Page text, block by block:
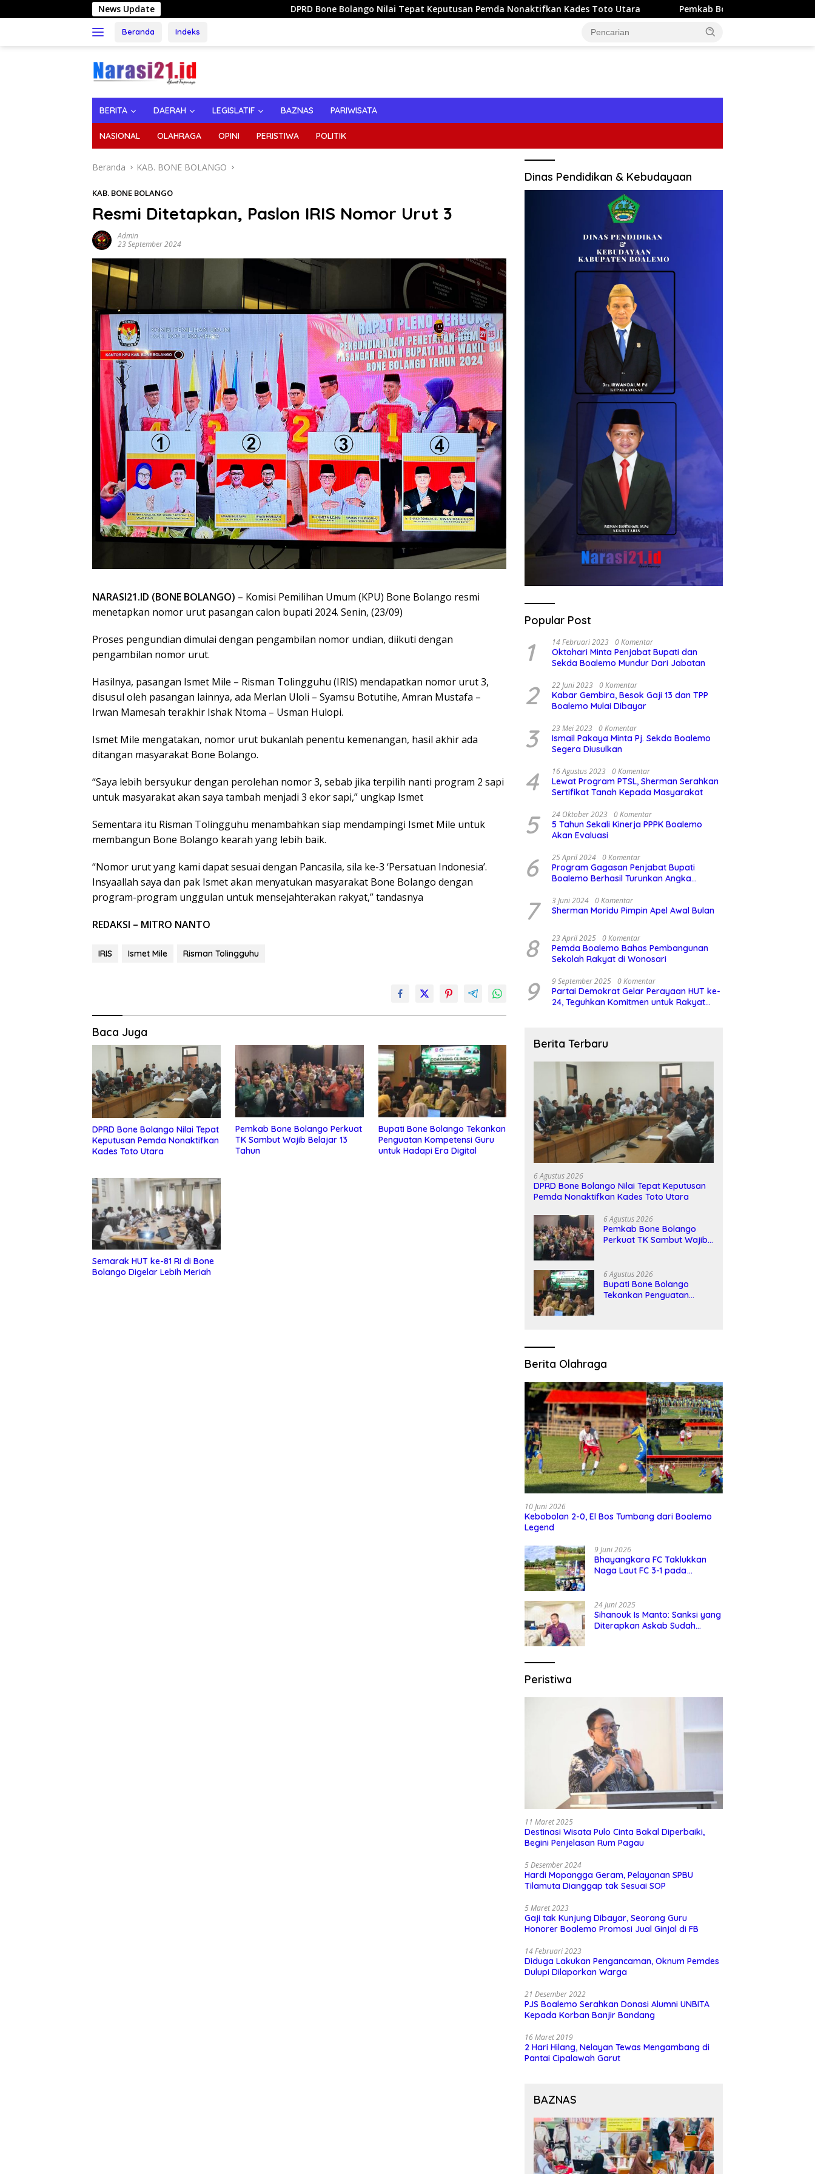
ke
News Update DPRD Bone Bolango Nilai Tepat Keputusan Pemda Nonaktifkan Kades Toto Utara Pemkab Bone Bolango Perkuat TK Sambut Wajib
Beranda Indeks
BERITA DAERAH LEGISLATIF BAZNAS PARIWISATA
NASIONAL OLAHRAGA OPINI PERISTIWA POLITIK
Beranda KAB. BONE BOLANGO
KAB. BONE BOLANGO
Resmi Ditetapkan, Paslon IRIS Nomor Urut 3
Admin
23 September 2024
NARASI21.ID (BONE BOLANGO) – Komisi Pemilihan Umum (KPU) Bone Bolango resmi
menetapkan nomor urut pasangan calon bupati 2024. Senin, (23/09)
Proses pengundian dimulai dengan pengambilan nomor undian, diikuti dengan
pengambilan nomor urut.
Hasilnya, pasangan Ismet Mile – Risman Tolingguhu (IRIS) mendapatkan nomor urut 3,
disusul oleh pasangan lainnya, ada Merlan Uloli – Syamsu Botutihe, Amran Mustafa –
Irwan Mamesah terakhir Ishak Ntoma – Usman Hulopi.
Ismet Mile mengatakan, nomor urut bukanlah penentu kemenangan, hasil akhir ada
ditangan masyarakat Bone Bolango.
“Saya lebih bersyukur dengan perolehan nomor 3, sebab jika terpilih nanti program 2 sapi
untuk masyarakat akan saya tambah menjadi 3 ekor sapi,” ungkap Ismet
Sementara itu Risman Tolingguhu menambahkan siap mendampingi Ismet Mile untuk
membangun Bone Bolango kearah yang lebih baik.
“Nomor urut yang kami dapat sesuai dengan Pancasila, sila ke-3 ‘Persatuan Indonesia’.
Insyaallah saya dan pak Ismet akan menyatukan masyarakat Bone Bolango dengan
program-program unggulan untuk mensejahterakan rakyat,” tandasnya
REDAKSI – MITRO NANTO
IRIS Ismet Mile Risman Tolingguhu
Baca Juga
DPRD Bone Bolango Nilai Tepat
Keputusan Pemda Nonaktifkan
Kades Toto Utara
Pemkab Bone Bolango Perkuat
TK Sambut Wajib Belajar 13
Tahun
Bupati Bone Bolango Tekankan
Penguatan Kompetensi Guru
untuk Hadapi Era Digital
Semarak HUT ke-81 RI di Bone
Bolango Digelar Lebih Meriah
Dinas Pendidikan & Kebudayaan
Popular Post
1 14 Februari 2023 0 Komentar
Oktohari Minta Penjabat Bupati dan
Sekda Boalemo Mundur Dari Jabatan
2 22 Juni 2023 0 Komentar
Kabar Gembira, Besok Gaji 13 dan TPP
Boalemo Mulai Dibayar
3 23 Mei 2023 0 Komentar
Ismail Pakaya Minta Pj. Sekda Boalemo
Segera Diusulkan
4 16 Agustus 2023 0 Komentar
Lewat Program PTSL, Sherman Serahkan
Sertifikat Tanah Kepada Masyarakat
5 24 Oktober 2023 0 Komentar
5 Tahun Sekali Kinerja PPPK Boalemo
Akan Evaluasi
6 25 April 2024 0 Komentar
Program Gagasan Penjabat Bupati
Boalemo Berhasil Turunkan Angka
7 3 Juni 2024 0 Komentar
Sherman Moridu Pimpin Apel Awal Bulan
8 23 April 2025 0 Komentar
Pemda Boalemo Bahas Pembangunan
Sekolah Rakyat di Wonosari
9 9 September 2025 0 Komentar
Partai Demokrat Gelar Perayaan HUT ke-
24, Teguhkan Komitmen untuk Rakyat
Berita Terbaru
6 Agustus 2026
DPRD Bone Bolango Nilai Tepat Keputusan
Pemda Nonaktifkan Kades Toto Utara
6 Agustus 2026
Pemkab Bone Bolango
Perkuat TK Sambut Wajib
6 Agustus 2026
Bupati Bone Bolango
Tekankan Penguatan
Berita Olahraga
10 Juni 2026
Kebobolan 2-0, El Bos Tumbang dari Boalemo
Legend
9 Juni 2026
Bhayangkara FC Taklukkan
Naga Laut FC 3-1 pada
24 Juni 2025
Sihanouk Is Manto: Sanksi yang
Diterapkan Askab Sudah
Peristiwa
11 Maret 2025
Destinasi Wisata Pulo Cinta Bakal Diperbaiki,
Begini Penjelasan Rum Pagau
5 Desember 2024
Hardi Mopangga Geram, Pelayanan SPBU
Tilamuta Dianggap tak Sesuai SOP
5 Maret 2023
Gaji tak Kunjung Dibayar, Seorang Guru
Honorer Boalemo Promosi Jual Ginjal di FB
14 Februari 2023
Diduga Lakukan Pengancaman, Oknum Pemdes
Dulupi Dilaporkan Warga
21 Desember 2022
PJS Boalemo Serahkan Donasi Alumni UNBITA
Kepada Korban Banjir Bandang
16 Maret 2019
2 Hari Hilang, Nelayan Tewas Mengambang di
Pantai Cipalawah Garut
BAZNAS